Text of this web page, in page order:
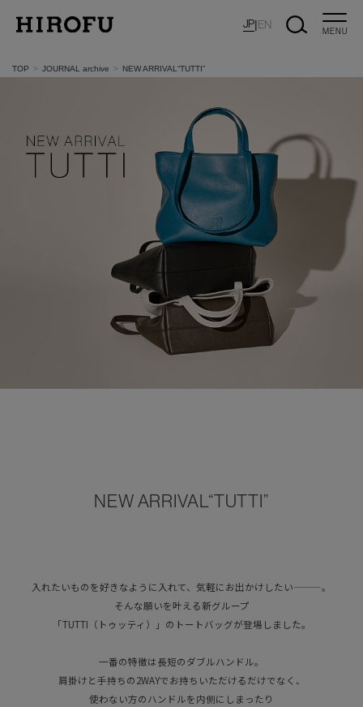
JP|EN
MENU
TOP JOURNAL archive NEW ARRIVAL“TUTTI”
NEW ARRIVAL“TUTTI”
入れたいものを好きなように入れて、気軽にお出かけしたい———。
そんな願いを叶える新グループ
「TUTTI（トゥッティ）」のトートバッグが登場しました。
一番の特徴は長短のダブルハンドル。
肩掛けと手持ちの2WAYでお持ちいただけるだけでなく、
使わない方のハンドルを内側にしまったり